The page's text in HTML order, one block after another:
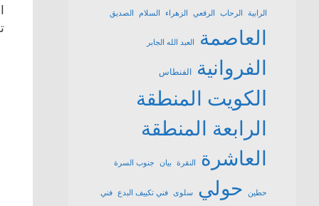
الرابية الرحاب الرقعي الزهراء السلام الصديق
العاصمة العبد الله الجابر
الفروانية الفنطاس
الكويت المنطقة
الرابعة المنطقة
العاشرة
النقرة بيان جنوب السرة
حطين حولي سلوى فني تكييف البدع فني